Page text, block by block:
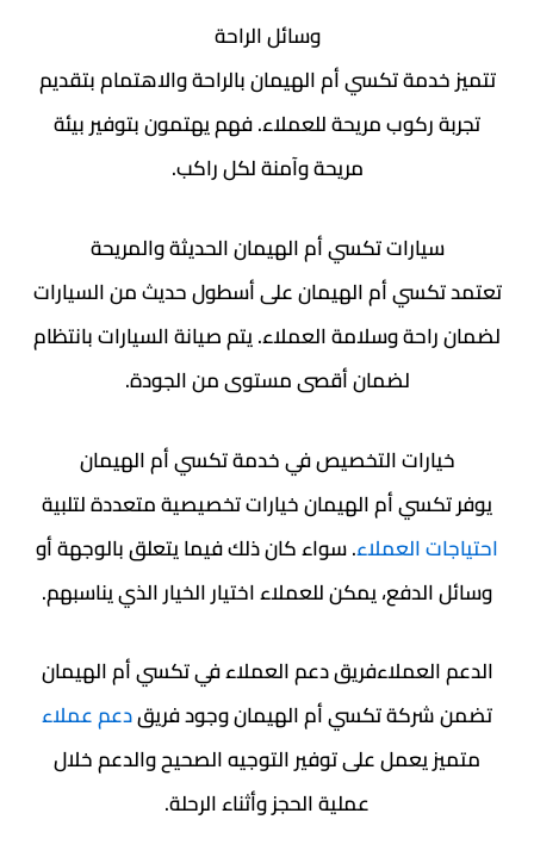
وسائل الراحة
تكسي أم الهيمان بالراحة والاهتمام بتقديم
مريحة للعملاء. فهم يهتمون بتوفير بيئة
مريحة وآمنة لكل راكب.
تكسي أم الهيمان الحديثة والمريحة
أم الهيمان على أسطول حديث من السيارات
وسلامة العملاء. يتم صيانة السيارات بانتظام
لضمان أقصى مستوى من الجودة.
التخصيص في خدمة تكسي أم الهيمان
أم الهيمان خيارات تخصيصية متعددة لتلبية
العملاء. سواء كان ذلك فيما يتعلق بالوجهة أو
يمكن للعملاء اختيار الخيار الذي يناسبهم.
دعم العملاء في تكسي أم الهيمان
تكسي أم الهيمان وجود فريقدعم عملاء
على توفير التوجيه الصحيح والدعم خلال
عملية الحجز وأثناء الرحلة.